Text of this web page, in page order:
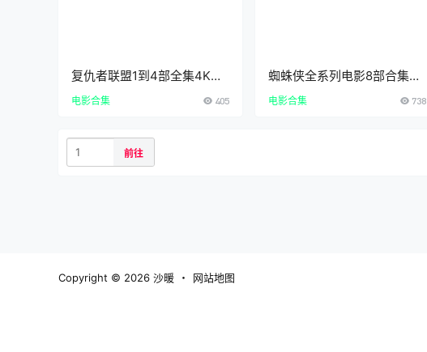
复仇者联盟1到4部全集4K超
清中英双字百度云下载漫威宇
宙电影合集资源在线观看
电影合集 405
蜘蛛侠全系列电影8部合集
2002至2019年英语中文字幕
4K超清资源下载
电影合集 738
前往
Copyright © 2026 沙暖 ・ 网站地图